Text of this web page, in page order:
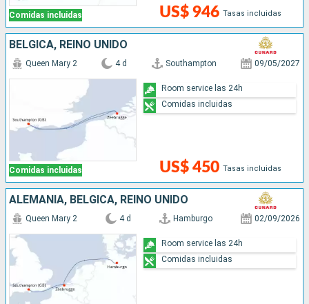
Comidas incluidas US$ 946 Tasas incluidas
BÉLGICA, REINO UNIDO
Comidas incluidas
Queen Mary 2 4 d Southampton 09/05/2027
US$ 450 Tasas incluidas
Room service las 24h
Comidas incluidas
ALEMANIA, BÉLGICA, REINO UNIDO
Queen Mary 2 4 d Hamburgo 02/09/2026
Room service las 24h
Comidas incluidas